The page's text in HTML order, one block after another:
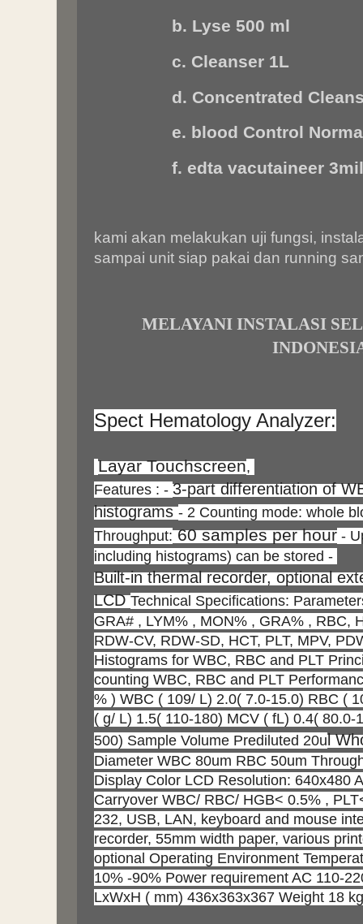
b. Lyse 500 ml
c. Cleanser 1L
d. Concentrated
e. blood Control
f. edta vacutaineer
kami akan melakukan uji fungsi,
sampai unit siap pakai dan running
MELAYANI INSTALASI
Spect Hematology Analyzer:
Layar Touchscreen,
Features : - 3-part differentiation of
histograms- 2 Counting mode: whole
Throughput:60 samples per hour -
including histograms) can be stored -
Built-in thermal recorder, optional
LCDTechnical Specifications:
GRA# , LYM% , MON% , GRA% , RBC,
RDW-CV, RDW-SD, HCT, PLT, MPV,
Histograms for WBC, RBC and PLT
counting WBC, RBC and PLT
% ) WBC ( 109/ L) 2.0( 7.0-15.0) RBC (
( g/ L) 1.5( 110-180) MCV ( fL) 0.4( 80.0-
500) Sample Volume Prediluted 20ul
Diameter WBC 80um RBC 50um
Display Color LCD Resolution: 640x480
Carryover WBC/ RBC/ HGB< 0.5% ,
232, USB, LAN, keyboard and mouse
recorder, 55mm width paper, various
optional Operating Environment
10% -90% Power requirement AC 110-
LxWxH ( mm) 436x363x367 Weight 18 kg